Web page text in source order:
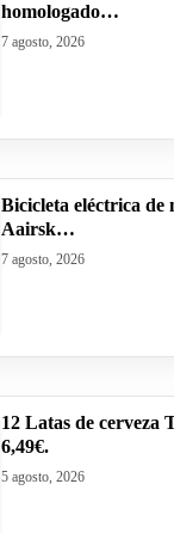
homologado…
7 agosto, 2026
Bicicleta eléctrica de
Aairsk…
7 agosto, 2026
12 Latas de cerveza
6,49€.
5 agosto, 2026